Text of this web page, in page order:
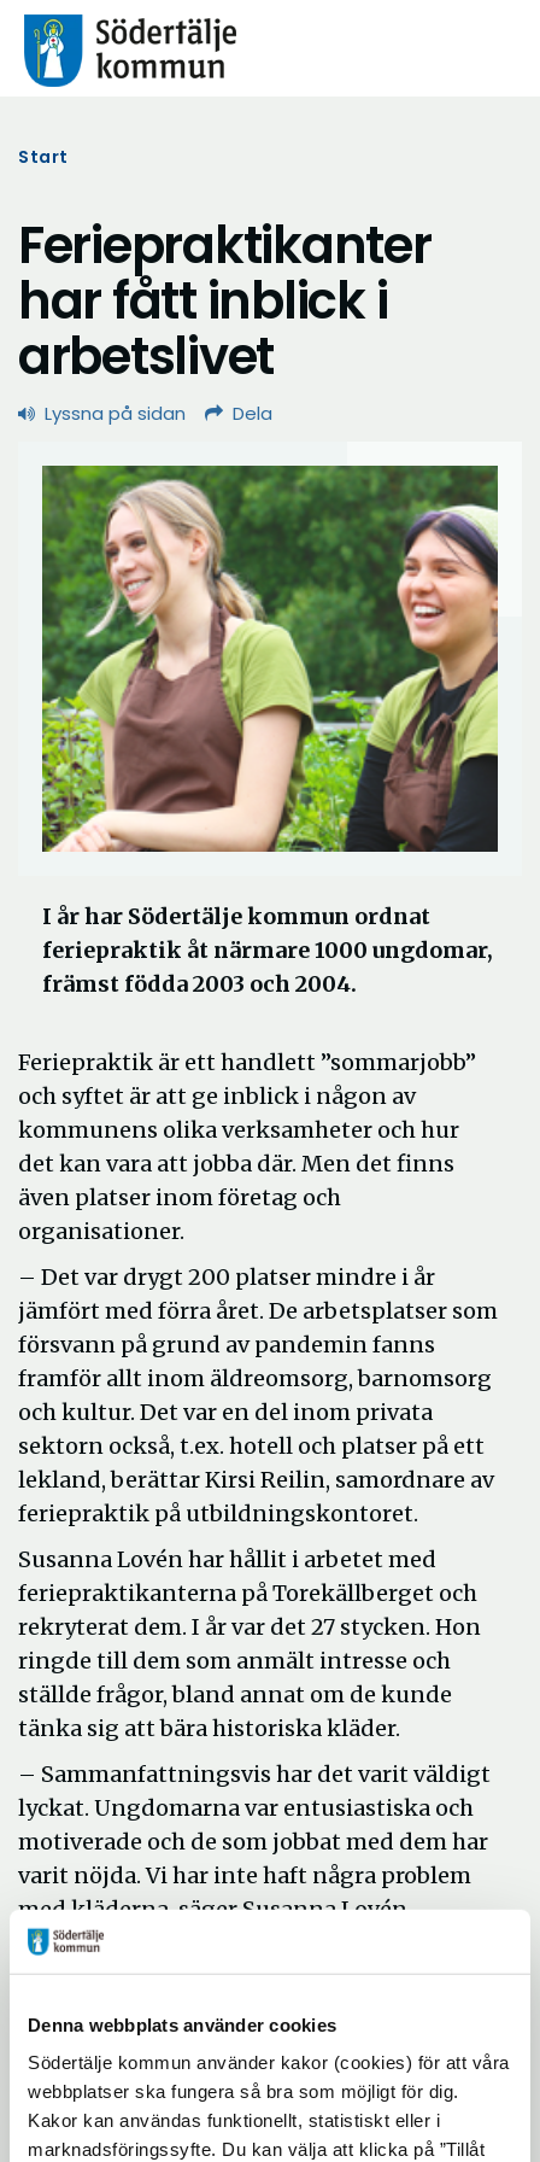
Denna webbplats använder cookies
Södertälje kommun använder kakor (cookies) för att våra
webbplatser ska fungera så bra som möjligt för dig.
Kakor kan användas funktionellt, statistiskt eller i
marknadsföringssyfte. Du kan välja att klicka på ”Tillåt
Start
Feriepraktikanter
har fått inblick i
arbetslivet
Lyssna på sidan Dela
I år har Södertälje kommun ordnat
feriepraktik åt närmare 1000 ungdomar,
främst födda 2003 och 2004.
Feriepraktik är ett handlett ”sommarjobb”
och syftet är att ge inblick i någon av
kommunens olika verksamheter och hur
det kan vara att jobba där. Men det finns
även platser inom företag och
organisationer.
– Det var drygt 200 platser mindre i år
jämfört med förra året. De arbetsplatser som
försvann på grund av pandemin fanns
framför allt inom äldreomsorg, barnomsorg
och kultur. Det var en del inom privata
sektorn också, t.ex. hotell och platser på ett
lekland, berättar Kirsi Reilin, samordnare av
feriepraktik på utbildningskontoret.
Susanna Lovén har hållit i arbetet med
feriepraktikanterna på Torekällberget och
rekryterat dem. I år var det 27 stycken. Hon
ringde till dem som anmält intresse och
ställde frågor, bland annat om de kunde
tänka sig att bära historiska kläder.
– Sammanfattningsvis har det varit väldigt
lyckat. Ungdomarna var entusiastiska och
motiverade och de som jobbat med dem har
varit nöjda. Vi har inte haft några problem
med kläderna, säger Susanna Lovén.
Från Torekällbergets sida har man varit
inför arbetet:
– Alla fick ett välkomstbrev så snart vi
visste att de skulle komma till oss. Sen höll